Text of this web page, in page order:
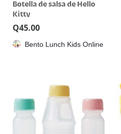
Botella de salsa de Hello
Kitty
Q45.00
Bento Lunch Kids Online